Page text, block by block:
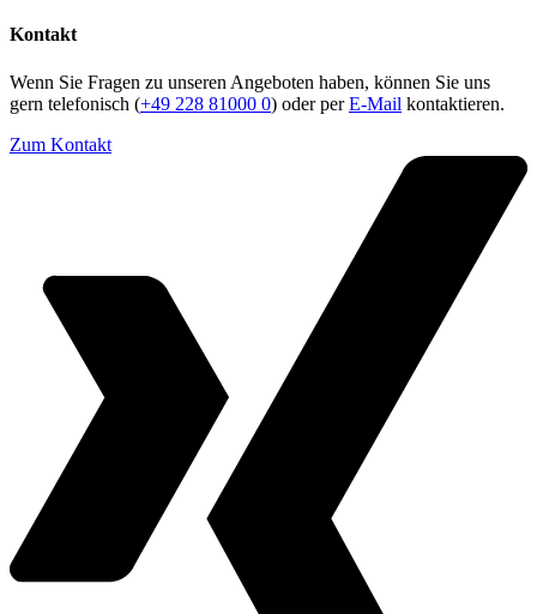
Kontakt
Wenn Sie Fragen zu unseren Angeboten haben, können Sie uns
gern telefonisch (+49 228 81000 0) oder perE-Mail kontaktieren.
Zum Kontakt